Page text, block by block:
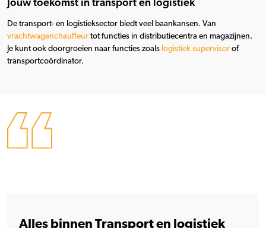
Jouw toekomst in transport en logistiek
De transport- en logistieksector biedtveel baankansen. Van
vrachtwagenchauffeur tot functies in distributiecentra en magazijnen.
Je kunt ook doorgroeien naar functies zoals logistiek supervisor of
transportcoördinator.
Alles binnen Transport en logistiek